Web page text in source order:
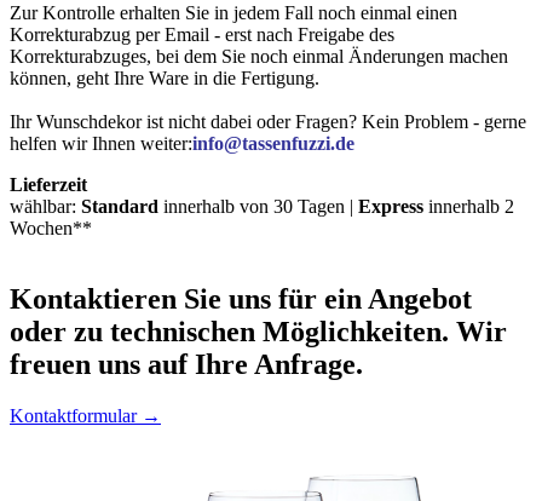
Zur Kontrolle erhalten Sie in jedem Fall noch einmal einen
Korrekturabzug per Email - erst nach Freigabe des
Korrekturabzuges, bei dem Sie noch einmal Änderungen machen
können, geht Ihre Ware in die Fertigung.
Ihr Wunschdekor ist nicht dabei oder Fragen? Kein Problem - gerne
helfen wir Ihnen weiter:info@tassenfuzzi.de
Lieferzeit
wählbar: Standard innerhalb von 30 Tagen | Express innerhalb 2
Wochen**
Kontaktieren Sie uns für ein Angebot
oder zu technischen Möglichkeiten. Wir
freuen uns auf Ihre Anfrage.
Kontaktformular →